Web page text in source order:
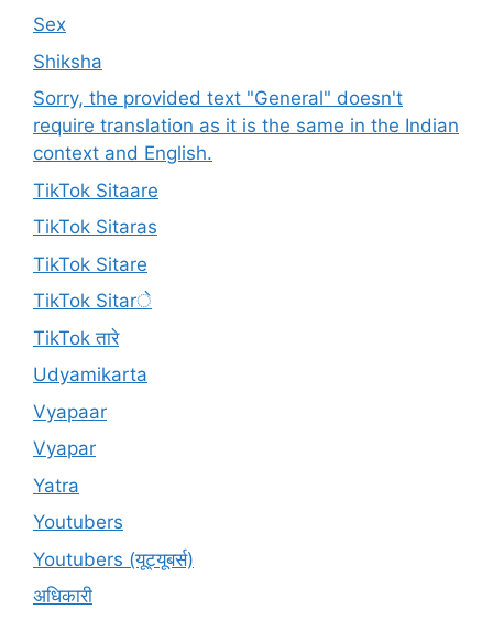
Sex
Shiksha
Sorry, the provided text "General" doesn't
require translation as it is the same in the Indian
context and English.
TikTok Sitaare
TikTok Sitaras
TikTok Sitare
TikTok Sitarे
TikTok तारे
Udyamikarta
Vyapaar
Vyapar
Yatra
Youtubers
Youtubers (यूट्यूबर्स)
अधिकारी